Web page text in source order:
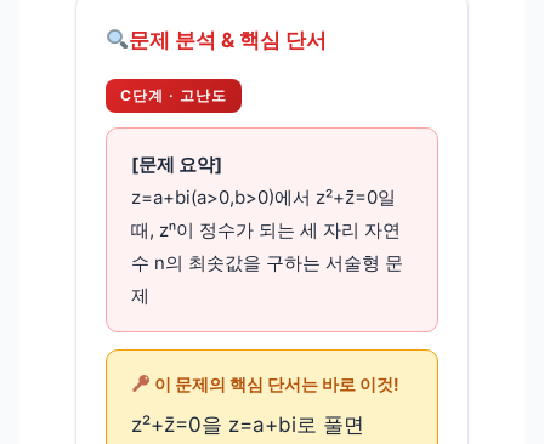
문제 분석 & 핵심 단서
C단계 · 고난도
[문제 요약]
z=a+bi(a>0,b>0)에서 z²+z̄=0일
때, zⁿ이 정수가 되는 세 자리 자연
수 n의 최솟값을 구하는 서술형 문
제
이 문제의 핵심 단서는 바로 이것!
z²+z̄=0을 z=a+bi로 풀면